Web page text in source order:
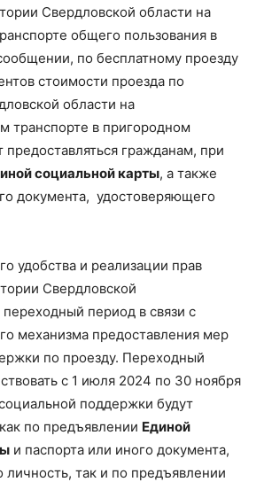
Свердловской области на
общего пользования в
по бесплатному проезду
стоимости проезда по
области на
транспорте в пригородном
гражданам, при
социальной карты, а также
документа, удостоверяющего
удобства и реализации прав
Свердловской
переходный период в связи с
механизма предоставления мер
по проезду. Переходный
с 1 июля 2024 по 30 ноября
поддержки будут
по предъявлении Единой
и паспорта или иного документа,
так и по предъявлении